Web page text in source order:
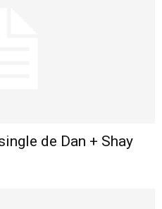
de Dan + Shay